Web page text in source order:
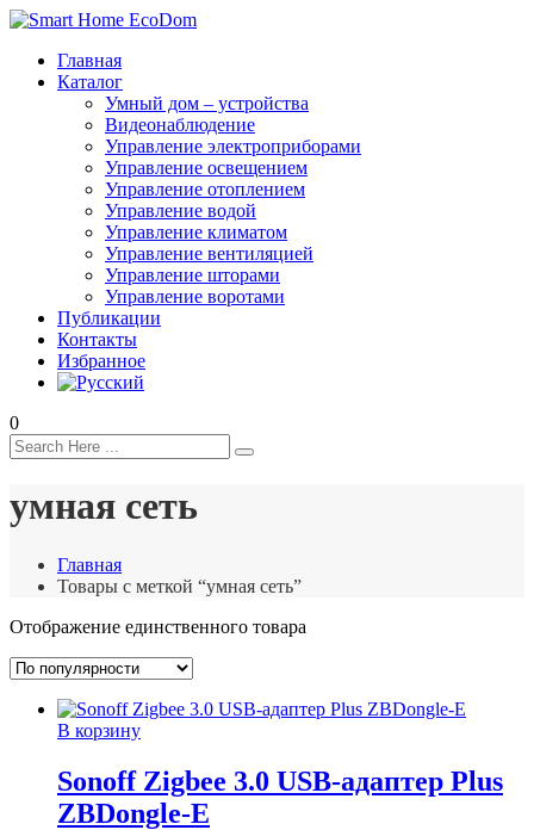
Главная
Каталог
Умный дом – устройства
Видеонаблюдение
Управление электроприборами
Управление освещением
Управление отоплением
Управление водой
Управление климатом
Управление вентиляцией
Управление шторами
Управление воротами
Публикации
Контакты
Избранное
0
умная сеть
Главная
Товары с меткой “умная сеть”
Отображение единственного товара
В корзину
Sonoff Zigbee 3.0 USB-адаптер Plus
ZBDongle-E